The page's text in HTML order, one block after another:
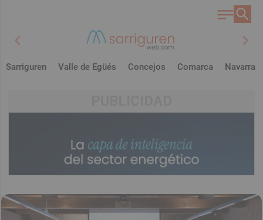
chevron_left chevron_right
Sarriguren Valle de Egüés Concejos Comarca Navarra